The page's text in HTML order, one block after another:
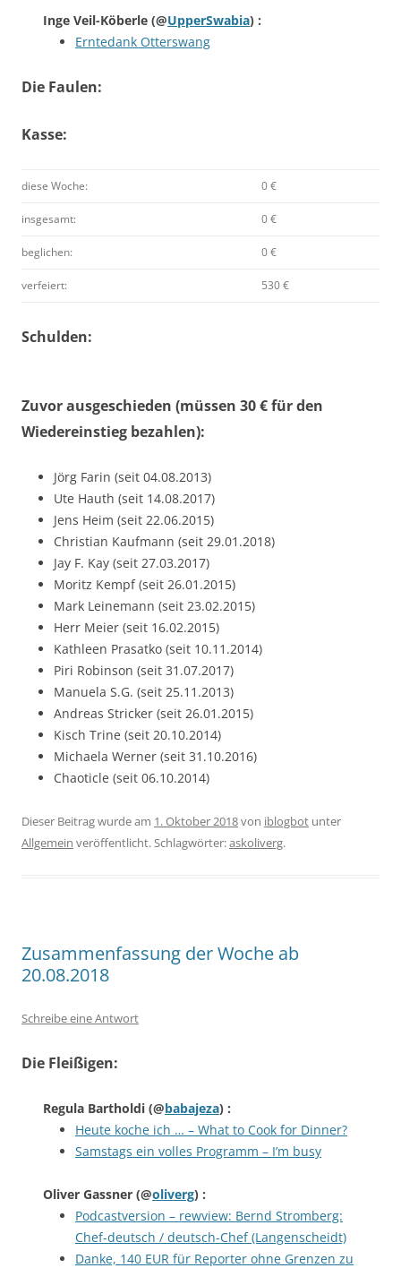
Inge Veil-Köberle (@UpperSwabia) :
Erntedank Otterswang
Die Faulen:
Kasse:
diese Woche: 0 €
insgesamt: 0 €
beglichen: 0 €
verfeiert: 530 €
Schulden:
Zuvor ausgeschieden (müssen 30 € für den
Wiedereinstieg bezahlen):
Jörg Farin (seit 04.08.2013)
Ute Hauth (seit 14.08.2017)
Jens Heim (seit 22.06.2015)
Christian Kaufmann (seit 29.01.2018)
Jay F. Kay (seit 27.03.2017)
Moritz Kempf (seit 26.01.2015)
Mark Leinemann (seit 23.02.2015)
Herr Meier (seit 16.02.2015)
Kathleen Prasatko (seit 10.11.2014)
Piri Robinson (seit 31.07.2017)
Manuela S.G. (seit 25.11.2013)
Andreas Stricker (seit 26.01.2015)
Kisch Trine (seit 20.10.2014)
Michaela Werner (seit 31.10.2016)
Chaoticle (seit 06.10.2014)
Dieser Beitrag wurde am 1. Oktober 2018von iblogbot unter
Allgemein veröffentlicht. Schlagwörter:askoliverg.
Zusammenfassung der Woche ab
20.08.2018
Schreibe eine Antwort
Die Fleißigen:
Regula Bartholdi (@babajeza) :
Heute koche ich … – What to Cook for Dinner?
Samstags ein volles Programm – I’m busy
Oliver Gassner (@oliverg) :
Podcastversion – rewview: Bernd Stromberg:
Chef-deutsch / deutsch-Chef (Langenscheidt)
Danke, 140 EUR für Reporter ohne Grenzen zu